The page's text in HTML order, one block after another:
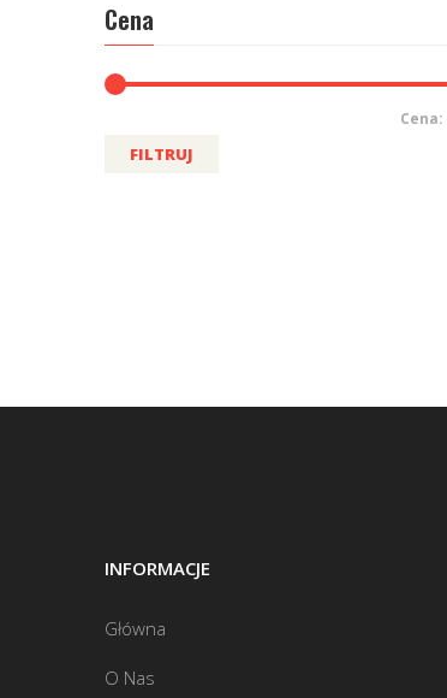
Cena
FILTRUJ
Cena:
INFORMACJE
Główna
O Nas